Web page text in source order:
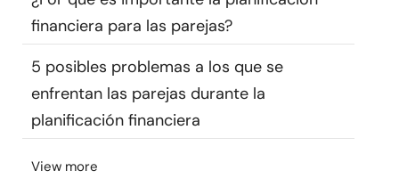
Idioma
Sobre nosotros Contáctanos Escríbenos
nosotros
© Copyright 2026. Todos los derechos reservados.
financiera para las parejas?
5 posibles problemas a los que se
enfrentan las parejas durante la
planificación financiera
View more